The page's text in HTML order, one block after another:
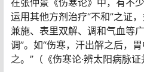
在张仲景《伤寒论》中，有不
运用其他方剂治疗“不和”之证
兼施、表里双解、调和气血等
调”。如“伤寒，汗出解之后，
之。”（《伤寒论·辨太阳病脉证